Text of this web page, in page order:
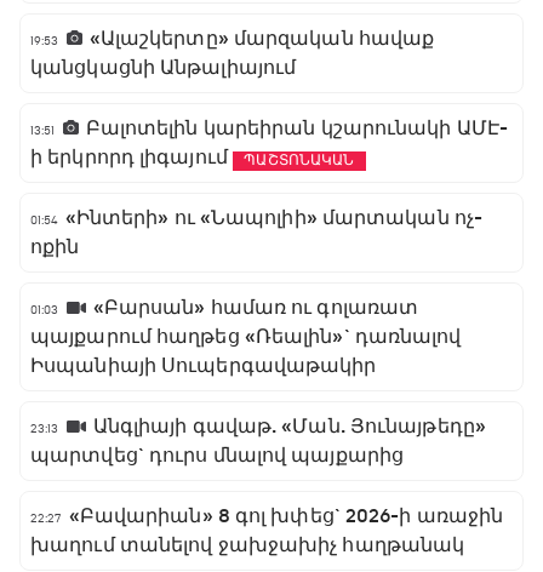
19:53
«Ալաշկերտը» մարզական հավաք
կանցկացնի Անթալիայում
13:51
Բալոտելին կարեիրան կշարունակի ԱՄԷ-
ի երկրորդ լիգայում
ՊԱՇՏՈՆԱԿԱՆ
01:54 «Ինտերի» ու «Նապոլիի» մարտական ոչ-
ոքին
01:03
«Բարսան» համառ ու գոլառատ
պայքարում հաղթեց «Ռեալին»` դառնալով
Իսպանիայի Սուպերգավաթակիր
23:13
Անգլիայի գավաթ. «Ման. Յունայթեդը»
պարտվեց` դուրս մնալով պայքարից
22:27 «Բավարիան» 8 գոլ խփեց` 2026-ի առաջին
խաղում տանելով ջախջախիչ հաղթանակ